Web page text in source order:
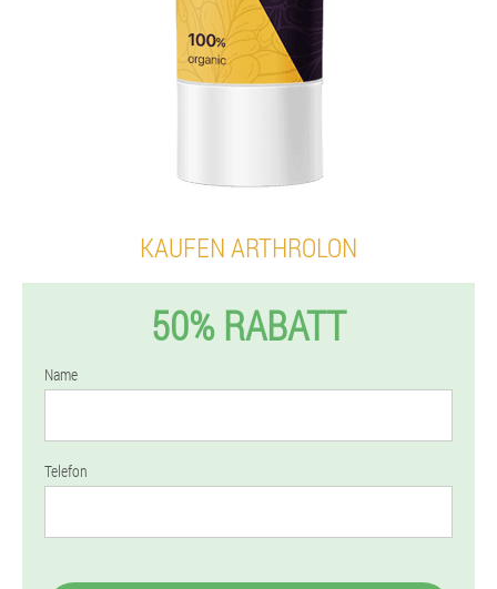
KAUFEN ARTHROLON
50% RABATT
Name
Telefon